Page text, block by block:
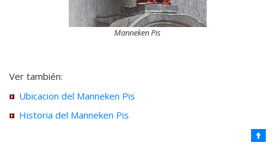
Manneken Pis
Ver también:
Ubicacion del Manneken Pis
Historia del Manneken Pis